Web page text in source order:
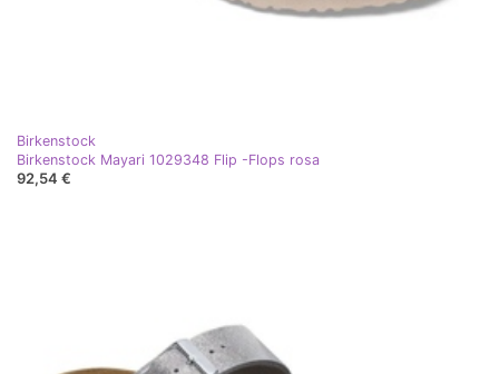
Birkenstock
Birkenstock Mayari 1029348 Flip -Flops rosa
92,54 €